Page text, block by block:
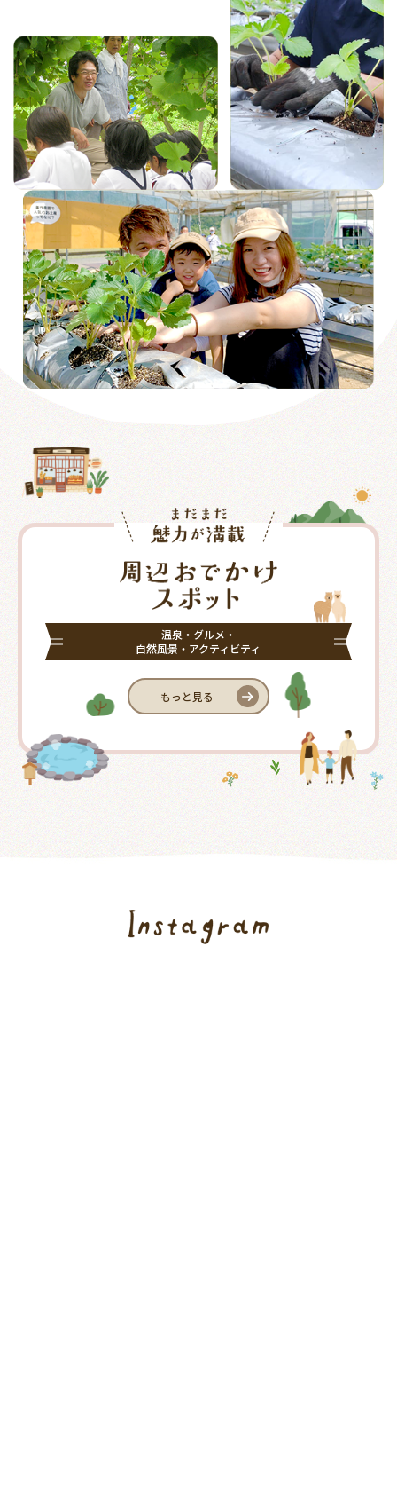
温泉・グルメ・
自然風景・アクティビティ
もっと見る